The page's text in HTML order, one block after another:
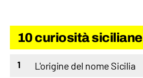
10 curiosità siciliane
1 L'origine del nome Sicilia